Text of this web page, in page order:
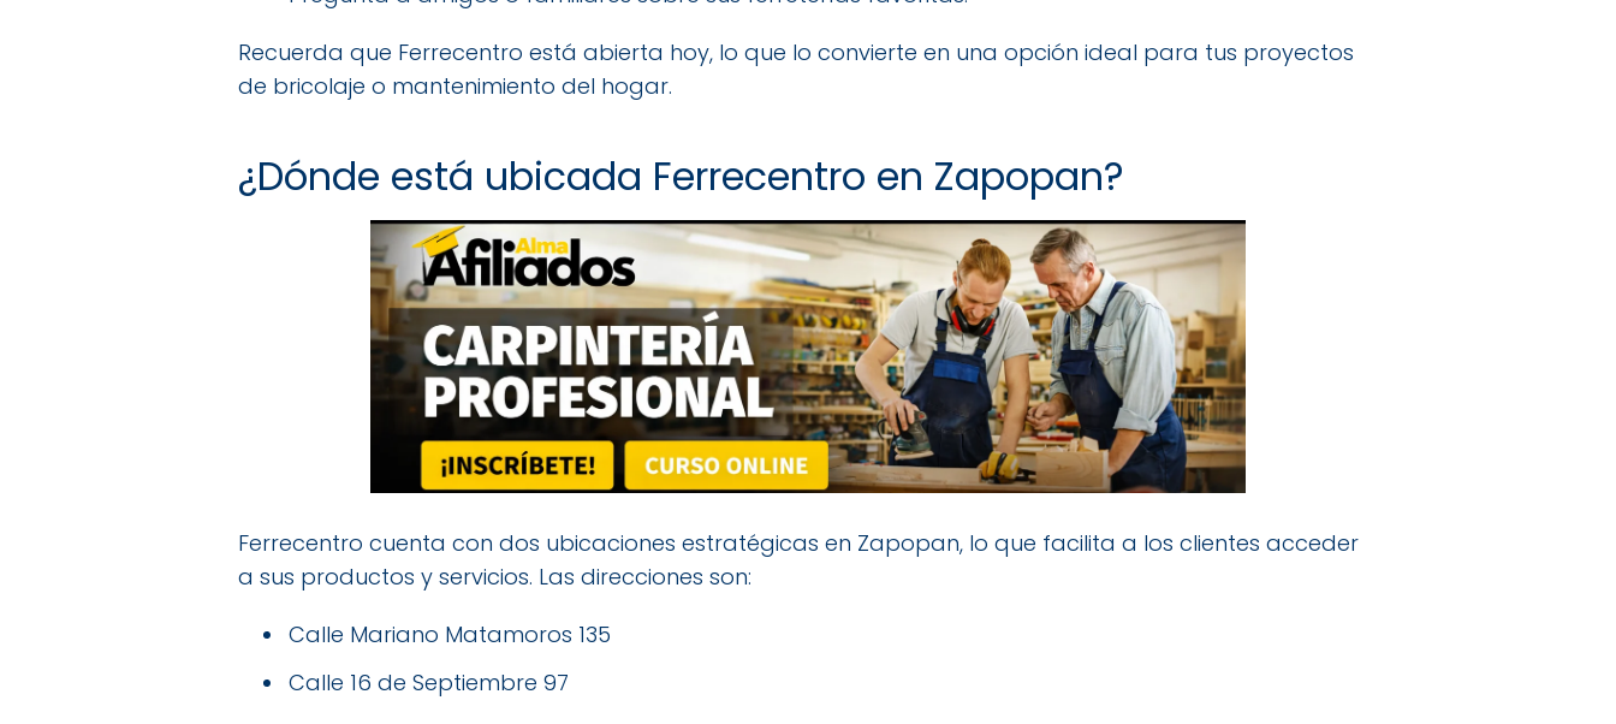
Recuerda que Ferrecentro está abierta hoy, lo que lo convierte en una opción ideal para tus proyectos
de bricolaje o mantenimiento del hogar.
¿Dónde está ubicada Ferrecentro en Zapopan?
Ferrecentro cuenta con dos ubicaciones estratégicas en Zapopan, lo que facilita a los clientes acceder
a sus productos y servicios. Las direcciones son:
Calle Mariano Matamoros 135
Calle 16 de Septiembre 97